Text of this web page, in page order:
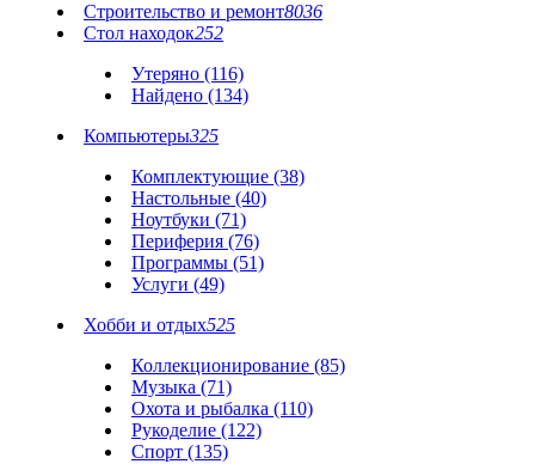
Строительство и ремонт8036
Стол находок252
Утеряно (116)
Найдено (134)
Компьютеры325
Комплектующие (38)
Настольные (40)
Ноутбуки (71)
Периферия (76)
Программы (51)
Услуги (49)
Хобби и отдых525
Коллекционирование (85)
Музыка (71)
Охота и рыбалка (110)
Рукоделие (122)
Спорт (135)